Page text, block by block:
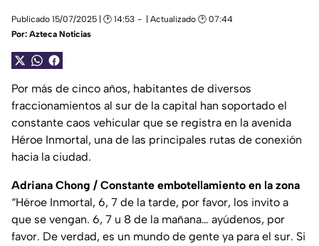
Publicado 15/07/2025 | 🕑 14:53
| Actualizado 🕑 07:44
Por: Azteca Noticias
Por más de cinco años, habitantes de diversos
fraccionamientos al sur de la capital han soportado el
constante caos vehicular que se registra en la avenida
Héroe Inmortal, una de las principales rutas de conexión
hacia la ciudad.
Adriana Chong / Constante embotellamiento en la zona
“Héroe Inmortal, 6, 7 de la tarde, por favor, los invito a
que se vengan. 6, 7 u 8 de la mañana… ayúdenos, por
favor. De verdad, es un mundo de gente ya para el sur. Si